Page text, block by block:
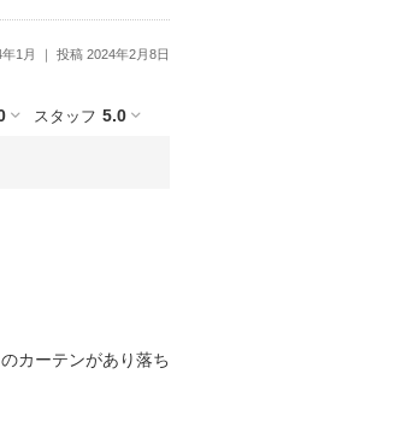
1月 投稿 2024年2月8日
スタッフ 5.0
カーテンがあり落ち